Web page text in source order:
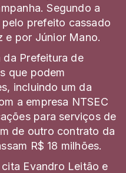
Segundo a
prefeito cassado
e por Júnior Mano.
da Prefeitura de
que podem
incluindo um da
a empresa NTSEC
para serviços de
de outro contrato da
R$ 18 milhões.
Evandro Leitão e